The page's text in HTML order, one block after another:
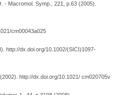
- Macromol. Symp., 221, p.63 (2005).
cm00043a025
http://dx.doi.org/10.1002/(SICI)1097-
http://dx.doi.org/10.1021/ cm020705v